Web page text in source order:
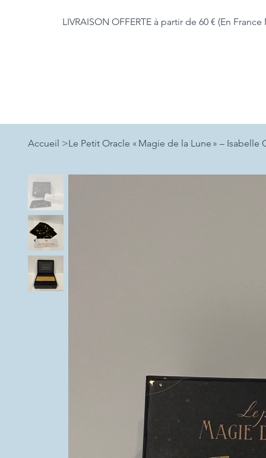
LIVRAISON OFFERTE à partir de 60 € (En
Accueil >Le Petit Oracle « Magie de la Lune » – Isabelle